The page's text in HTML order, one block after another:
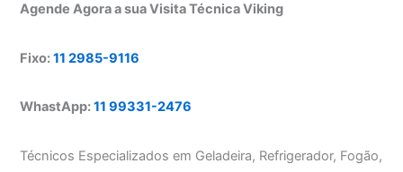
Agende Agora a sua Visita Técnica Viking
Fixo:11 2985-9116
WhastApp:11 99331-2476
Técnicos Especializados em Geladeira, Refrigerador, Fogão,